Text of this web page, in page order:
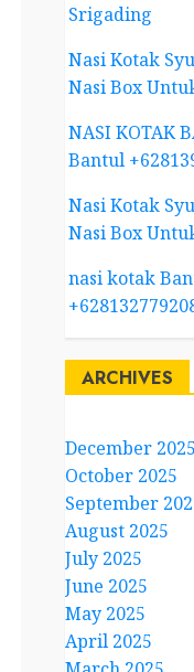
Srigading
Nasi Kotak
Nasi Box
NASI KOTAK
Bantul
Nasi Kotak
Nasi Box
nasi kotak
ARCHIVES
December 2025
October 2025
September
August 2025
July 2025
June 2025
May 2025
April 2025